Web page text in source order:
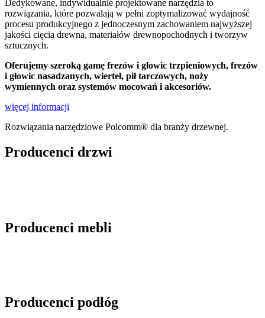
Dedykowane, indywidualnie projektowane narzędzia to
rozwiązania, które pozwalają w pełni zoptymalizować wydajność
procesu produkcyjnego z jednoczesnym zachowaniem najwyższej
jakości cięcia drewna, materiałów drewnopochodnych i tworzyw
sztucznych.
Oferujemy szeroką gamę frezów i głowic trzpieniowych, frezów
i głowic nasadzanych, wierteł, pił tarczowych, noży
wymiennych oraz systemów mocowań i akcesoriów.
więcej informacji
Rozwiązania narzędziowe Polcomm® dla branży drzewnej.
Producenci drzwi
Producenci mebli
Producenci podłóg